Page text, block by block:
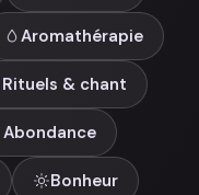
Aromathérapie
Rituels & chant
Abondance
Bonheur